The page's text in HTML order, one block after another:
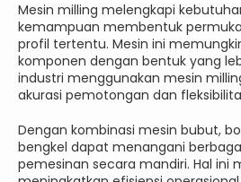
Mesin milling melengkapi
kemampuan membentuk
profil tertentu. Mesin ini
komponen dengan bentuk yang
industri menggunakan mesin
akurasi pemotongan dan
Dengan kombinasi mesin bubut,
bengkel dapat menangani
pemesinan secara mandiri. Hal ini